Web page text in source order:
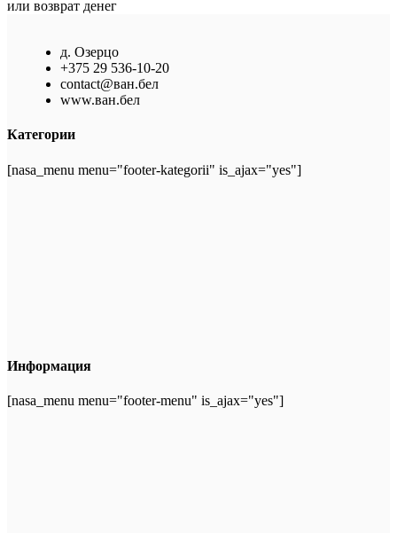
или возврат денег
д. Озерцо
+375 29 536-10-20
contact@ван.бел
www.ван.бел
Категории
[nasa_menu menu="footer-kategorii" is_ajax="yes"]
Информация
[nasa_menu menu="footer-menu" is_ajax="yes"]